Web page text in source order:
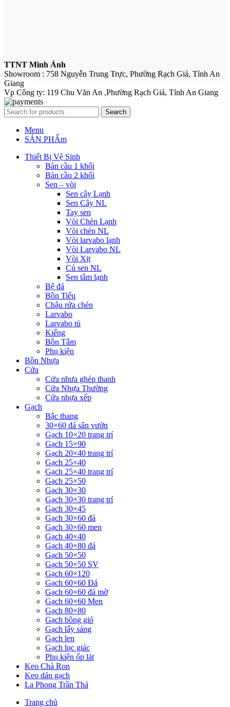
TTNT Minh Ánh
Showroom : 758 Nguyễn Trung Trực, Phường Rạch Giá, Tỉnh An
Giang
Vp Công ty: 119 Chu Văn An ,Phường Rạch Giá, Tỉnh An Giang
Search
Menu
SẢN PHẨm
Thiết Bị Vệ Sinh
Bàn cầu 1 khối
Bàn cầu 2 khối
Sen – vòi
Sen cây Lạnh
Sen Cây NL
Tay sen
Vòi Chén Lạnh
Vòi chén NL
Vòi larvabo lạnh
Vòi Larvabo NL
Vòi Xịt
Củ sen NL
Sen tắm lạnh
Bệ đá
Bồn Tiểu
Chậu rửa chén
Larvabo
Larvabo tủ
Kiếng
Bồn Tắm
Phụ kiện
Bồn Nhựa
Cửa
Cửa nhưa ghép thanh
Cửa Nhựa Thường
Cửa nhựa xếp
Gạch
Bậc thang
30×60 đá sân vườn
Gạch 10×20 trang trí
Gạch 15×90
Gạch 20×40 trang trí
Gạch 25×40
Gạch 25×40 trang trí
Gạch 25×50
Gạch 30×30
Gạch 30×30 trang trí
Gạch 30×45
Gạch 30×60 đá
Gạch 30×60 men
Gạch 40×40
Gạch 40×80 đá
Gạch 50×50
Gạch 50×50 SV
Gạch 60×120
Gạch 60×60 Đá
Gạch 60×60 đá mờ
Gạch 60×60 Men
Gạch 80×80
Gạch bông gió
Gạch lấy sáng
Gạch len
Gạch lục giác
Phụ kiện ốp lát
Keo Chà Ron
Keo dán gạch
La Phong Trần Thả
Trang chủ